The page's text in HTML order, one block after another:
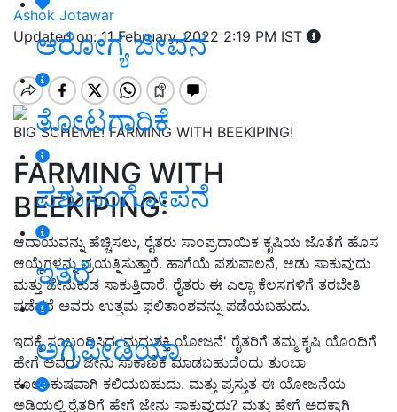
ಆರೋಗ್ಯ ಜೀವನ
ತೋಟಗಾರಿಕೆ
ಪಶುಸಂಗೋಪನೆ
ಇತರೆ
ಅಗ್ರಿಪೀಡಿಯಾ
Ashok Jotawar
Updated on: 11 February, 2022 2:19 PM IST
BIG SCHEME! FARMING WITH BEEKIPING!
FARMING WITH
BEEKIPING:
ಆದಾಯವನ್ನು ಹೆಚ್ಚಿಸಲು, ರೈತರು ಸಾಂಪ್ರದಾಯಿಕ ಕೃಷಿಯ ಜೊತೆಗೆ ಹೊಸ
ಆಯ್ಕೆಗಳನ್ನು ಪ್ರಯತ್ನಿಸುತ್ತಾರೆ. ಹಾಗೆಯೆ ಪಶುಪಾಲನೆ, ಆಡು ಸಾಕುವುದು
ಮತ್ತು ಜೇನುಕುಡ ಸಾಕುತ್ತಿದಾರೆ. ರೈತರು ಈ ಎಲ್ಲಾ ಕೆಲಸಗಳಿಗೆ ತರಬೇತಿ
ಪಡೆದರೆ ಅವರು ಉತ್ತಮ ಫಲಿತಾಂಶವನ್ನು ಪಡೆಯಬಹುದು.
ಇದಕ್ಕೆ ಸಂಬಂಧಿಸಿದ 'ಮಧುಶಕ್ತಿ ಯೋಜನೆ' ರೈತರಿಗೆ ತಮ್ಮ ಕೃಷಿ ಯೊಂದಿಗೆ
ಹೇಗೆ ಅವರು ಜೇನು ಸಾಕಾಣಿಕೆ ಮಾಡಬಹುದೆಂದು ತುಂಬಾ
ಕೂಲಂಕುಷವಾಗಿ ಕಲಿಯಬಹುದು. ಮತ್ತು ಪ್ರಸ್ತುತ ಈ ಯೋಜನೆಯ
ಅಡಿಯಲ್ಲಿ ರೈತರಿಗೆ ಹೇಗೆ ಜೇನು ಸಾಕುವುದು? ಮತ್ತು ಹೇಗೆ ಅದಕ್ಕಾಗಿ